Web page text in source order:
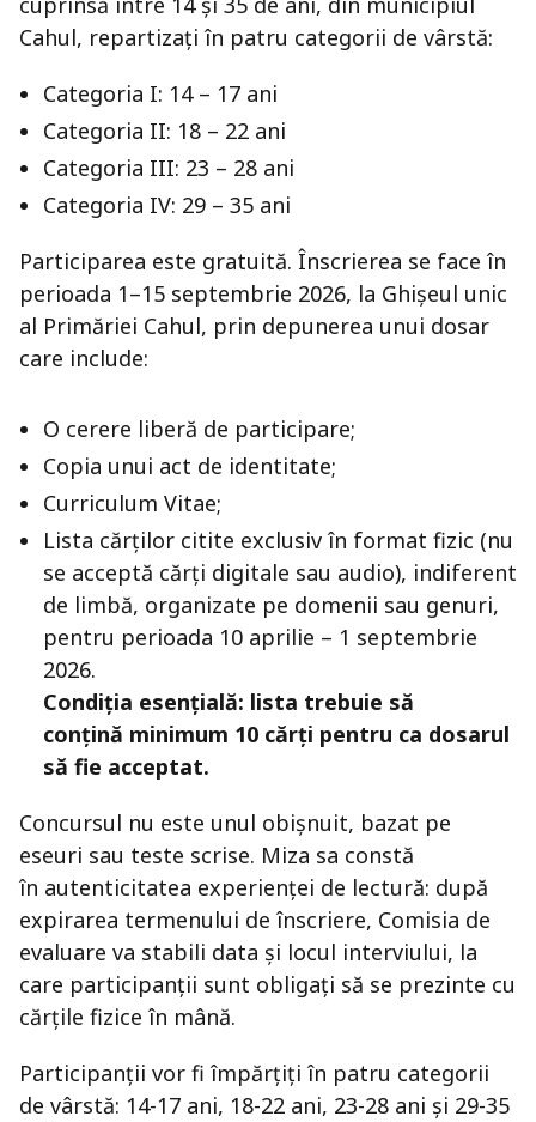
Cahul, repartizați în patru categorii de vârstă:
Categoria I: 14 – 17 ani
Categoria II: 18 – 22 ani
Categoria III: 23 – 28 ani
Categoria IV: 29 – 35 ani
Participarea este gratuită. Înscrierea se face în
perioada 1–15 septembrie 2026, la Ghișeul unic
al Primăriei Cahul, prin depunerea unui dosar
care include:
O cerere liberă de participare;
Copia unui act de identitate;
Curriculum Vitae;
Lista cărților citite exclusiv în format fizic (nu
se acceptă cărți digitale sau audio), indiferent
de limbă, organizate pe domenii sau genuri,
pentru perioada 10 aprilie – 1 septembrie
2026.
Condiția esențială: lista trebuie să
conțină minimum 10 cărți pentru ca dosarul
să fie acceptat.
Concursul nu este unul obișnuit, bazat pe
eseuri sau teste scrise. Miza sa constă
în autenticitatea experienței de lectură: după
expirarea termenului de înscriere, Comisia de
evaluare va stabili data și locul interviului, la
care participanții sunt obligați să se prezinte cu
cărțile fizice în mână.
Participanții vor fi împărțiți în patru categorii
de vârstă: 14-17 ani, 18-22 ani, 23-28 ani și 29-35